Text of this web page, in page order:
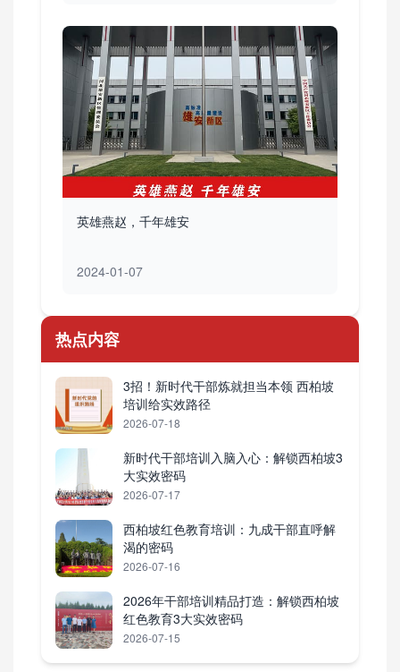
英雄燕赵，千年雄安
2024-01-07
热点内容
3招！新时代干部炼就担当本领 西柏坡
培训给实效路径
2026-07-18
新时代干部培训入脑入心：解锁西柏坡3
大实效密码
2026-07-17
西柏坡红色教育培训：九成干部直呼解
渴的密码
2026-07-16
2026年干部培训精品打造：解锁西柏坡
红色教育3大实效密码
2026-07-15